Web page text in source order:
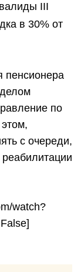
III
в 30% от
пенсионера
по
с очереди,
watch?